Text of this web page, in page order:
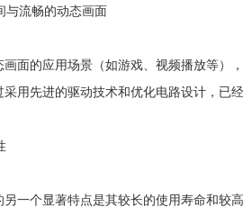
与流畅的动态画面
面的应用场景（如游戏、视频播放等）
用先进的驱动技术和优化电路设计，已
一个显著特点是其较长的使用寿命和较